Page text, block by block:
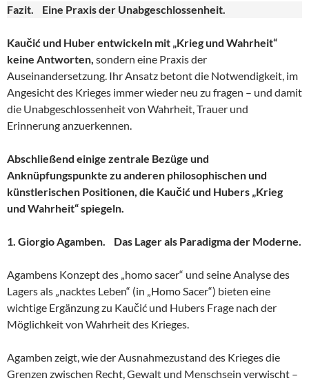
Fazit. Eine Praxis der Unabgeschlossenheit.
Kaučić und Huber entwickeln mit „Krieg und Wahrheit“
keine Antworten, sondern eine Praxis der
Auseinandersetzung. Ihr Ansatz betont die Notwendigkeit, im
Angesicht des Krieges immer wieder neu zu fragen – und damit
die Unabgeschlossenheit von Wahrheit, Trauer und
Erinnerung anzuerkennen.
Abschließend einige zentrale Bezüge und
Anknüpfungspunkte zu anderen philosophischen und
künstlerischen Positionen, die Kaučić und Hubers „Krieg
und Wahrheit“ spiegeln.
1. Giorgio Agamben. Das Lager als Paradigma der Moderne.
Agambens Konzept des „homo sacer“ und seine Analyse des
Lagers als „nacktes Leben“ (in „Homo Sacer“) bieten eine
wichtige Ergänzung zu Kaučić und Hubers Frage nach der
Möglichkeit von Wahrheit des Krieges.
Agamben zeigt, wie der Ausnahmezustand des Krieges die
Grenzen zwischen Recht, Gewalt und Menschsein verwischt –